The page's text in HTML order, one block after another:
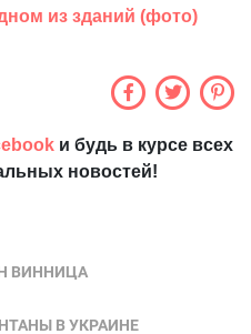
из зданий (фото)
и будь в курсе всех
новостей!
ВИННИЦА
В УКРАИНЕ